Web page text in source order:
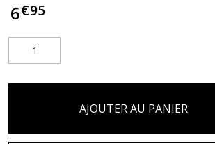
6€95
AJOUTER AU PANIER